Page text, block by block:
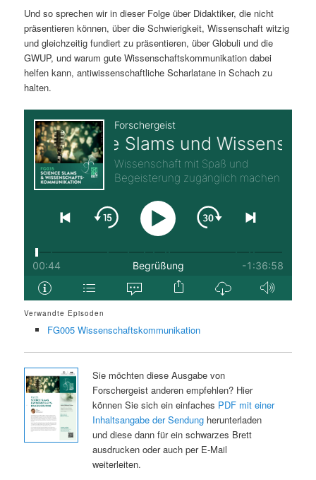
e
n
n
g
e
n
Und so sprechen wir in dieser Folge über Didaktiker, die nicht
präsentieren können, über die Schwierigkeit, Wissenschaft witzig
und gleichzeitig fundiert zu präsentieren, über Globuli und die
GWUP, und warum gute Wissenschaftskommunikation dabei
helfen kann, antiwissenschaftliche Scharlatane in Schach zu
halten.
Verwandte Episoden
FG005 Wissenschaftskommunikation
Sie möchten diese Ausgabe von
Forschergeist anderen empfehlen? Hier
können Sie sich ein einfaches PDF mit einer
Inhaltsangabe der Sendungherunterladen
und diese dann für ein schwarzes Brett
ausdrucken oder auch per E-Mail
weiterleiten.